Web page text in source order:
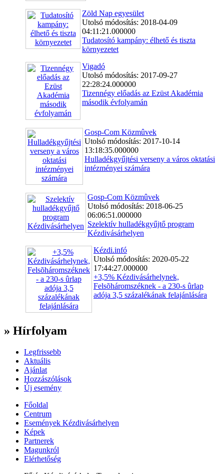
Zöld Nap egyesület
Utolsó módosítás: 2018-04-09
04:11:21.000000
Tudatosító kampány: élhető és tiszta
környezetet
Vigadó
Utolsó módosítás: 2017-09-27
22:28:24.000000
Tizennégy előadás az Ezüst Akadémia
második évfolyamán
Gosp-Com Közmûvek
Utolsó módosítás: 2017-10-14
13:18:35.000000
Hulladékgyűjtési verseny a város oktatási
intézményei számára
Gosp-Com Közmûvek
Utolsó módosítás: 2018-06-25
06:06:51.000000
Szelektív hulladékgyűjtő program
Kézdivásárhelyen
Kézdi.infó
Utolsó módosítás: 2020-05-22
17:44:27.000000
+3,5% Kézdivásárhelynek,
Felsõháromszéknek - a 230-s ûrlap
adója 3,5 százalékának felajánlására
» Hírfolyam
Legfrissebb
Aktuális
Ajánlat
Hozzászólások
Új esemény
Főoldal
Centrum
Események Kézdivásárhelyen
Képek
Partnerek
Magunkról
Elérhetőség